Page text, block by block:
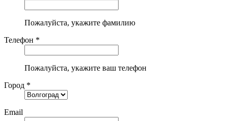
Пожалуйста, укажите фамилию
Телефон *
Пожалуйста, укажите ваш телефон
Город *
Email